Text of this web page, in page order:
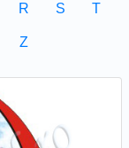
R S T
Z